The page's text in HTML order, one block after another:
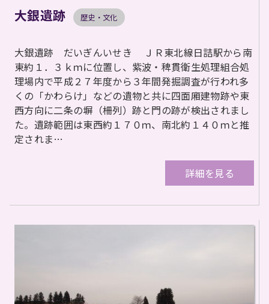
大銀遺跡 歴史・文化
大銀遺跡 だいぎんいせき ＪＲ東北線日詰駅から南
東約１．３ｋｍに位置し、紫波・稗貫衛生処理組合処
理場内で平成２７年度から３年間発掘調査が行われ多
くの「かわらけ」などの遺物と共に四面廂建物跡や東
西方向に二条の塀（柵列）跡と門の跡が検出されまし
た。遺跡範囲は東西約１７０ｍ、南北約１４０ｍと推
定されま…
詳細を見る